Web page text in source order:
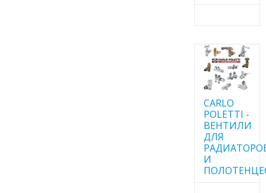
CARLO
POLETTI -
ВЕНТИЛИ
ДЛЯ
И